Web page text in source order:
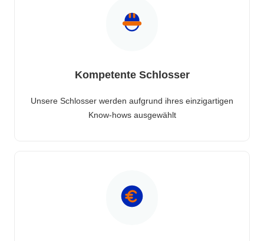
Kompetente Schlosser
Unsere Schlosser werden aufgrund ihres einzigartigen
Know-hows ausgewählt